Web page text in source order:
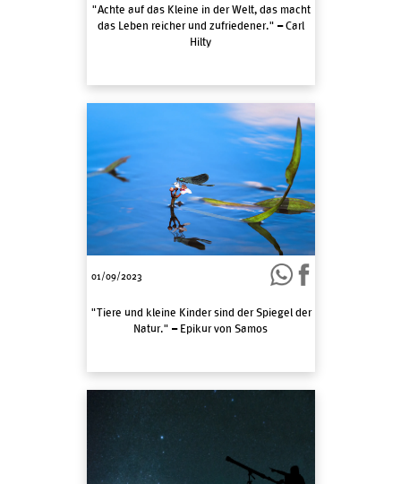
"Achte auf das Kleine in der Welt, das macht
das Leben reicher und zufriedener." – Carl
Hilty
01/09/2023
"Tiere und kleine Kinder sind der Spiegel der
Natur." – Epikur von Samos